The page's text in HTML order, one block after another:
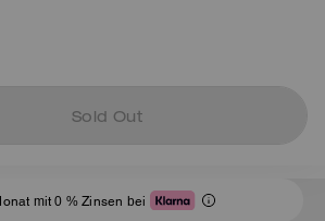
Sold Out
mit 0 % Zinsen bei